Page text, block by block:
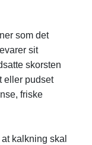
som det
sit
skorsten
eller pudset
friske
kalkning skal